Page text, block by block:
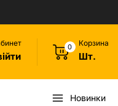
0 Корзина
Шт.
Новинки